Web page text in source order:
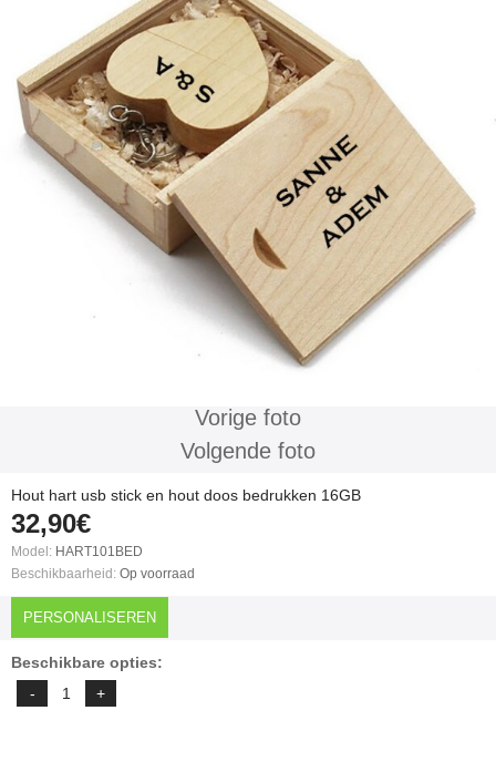
Vorige foto
Volgende foto
Hout hart usb stick en hout doos bedrukken 16GB
32,90€
Model: HART101BED
Beschikbaarheid: Op voorraad
PERSONALISEREN
Beschikbare opties: